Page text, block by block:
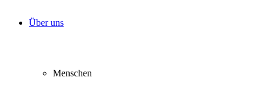
Über uns
Menschen